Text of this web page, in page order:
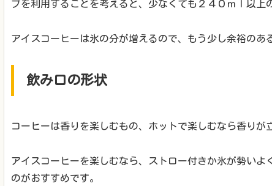
プを利用することを考えると、少なくても２４０ｍｌ以上
アイスコーヒーは氷の分が増えるので、もう少し余裕のあ
飲み口の形状
コーヒーは香りを楽しむもの、ホットで楽しむなら香りが
アイスコーヒーを楽しむなら、ストロー付きか氷が勢い
のがおすすめです。